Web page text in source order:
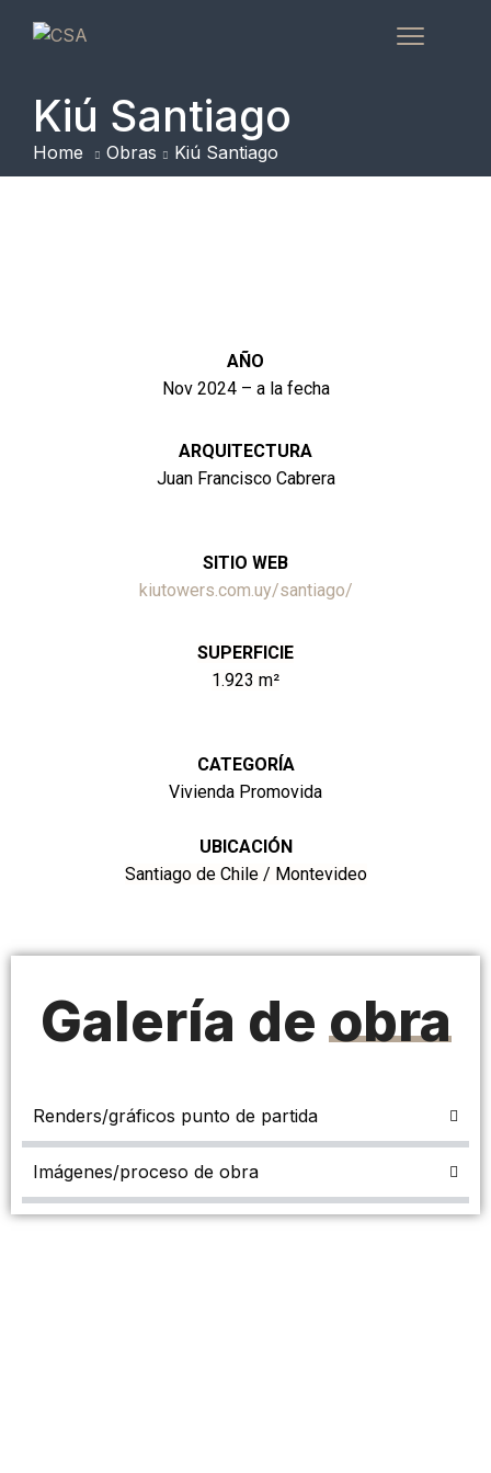
Kiú Santiago
Home Obras Kiú Santiago
AÑO
Nov 2024 – a la fecha
ARQUITECTURA
Juan Francisco Cabrera
SITIO WEB
kiutowers.com.uy/santiago/
SUPERFICIE
1.923 m²
CATEGORÍA
Vivienda Promovida
UBICACIÓN
Santiago de Chile / Montevideo
Galería de obra
Renders/gráficos punto de partida
Imágenes/proceso de obra